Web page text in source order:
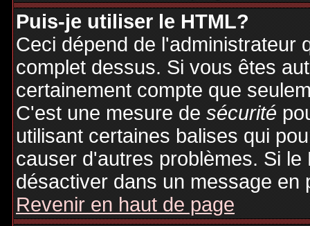
Puis-je utiliser le HTML?
Ceci dépend de l'administrateur
complet dessus. Si vous êtes
certainement compte que
C'est une mesure desécurité
utilisant certaines balises qui
causer d'autres problèmes. Si
désactiver dans un message en
Revenir en haut de page